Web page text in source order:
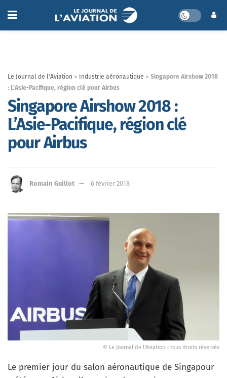
Le Journal de l'Aviation » Industrie aéronautique » Singapore Airshow 2018
: L’Asie-Pacifique, région clé pour Airbus
Singapore Airshow 2018 :
L’Asie-Pacifique, région clé
pour Airbus
Romain Guillot 6 février 2018
© Le Journal de l'Aviation - tous droits réservés
Le premier jour du salon aéronautique de Singapour